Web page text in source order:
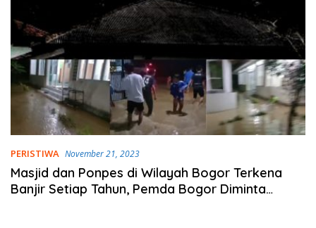
PERISTIWA November 21, 2023
Masjid dan Ponpes di Wilayah Bogor Terkena
Banjir Setiap Tahun, Pemda Bogor Diminta